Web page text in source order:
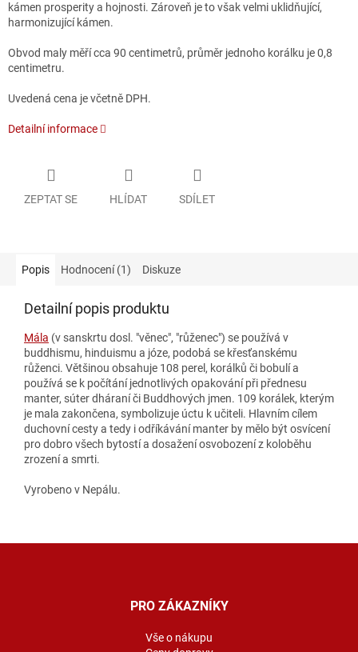
kámen prosperity a hojnosti. Zároveň je to však velmi uklidňující,
harmonizující kámen.
Obvod maly měří cca 90 centimetrů, průměr jednoho korálku je 0,8
centimetru.
Uvedená cena je včetně DPH.
Detailní informace
ZEPTAT SE HLÍDAT SDÍLET
Popis Hodnocení (1) Diskuze
Detailní popis produktu
Mála (v sanskrtu dosl. "věnec", "růženec") se používá v
buddhismu, hinduismu a józe, podobá se křesťanskému
růženci. Většinou obsahuje 108 perel, korálků či bobulí a
používá se k počítání jednotlivých opakování při přednesu
manter, súter dháraní či Buddhových jmen. 109 korálek, kterým
je mala zakončena, symbolizuje úctu k učiteli. Hlavním cílem
duchovní cesty a tedy i odříkávání manter by mělo být osvícení
pro dobro všech bytostí a dosažení osvobození z koloběhu
zrození a smrti.
Vyrobeno v Nepálu.
PRO ZÁKAZNÍKY
Vše o nákupu